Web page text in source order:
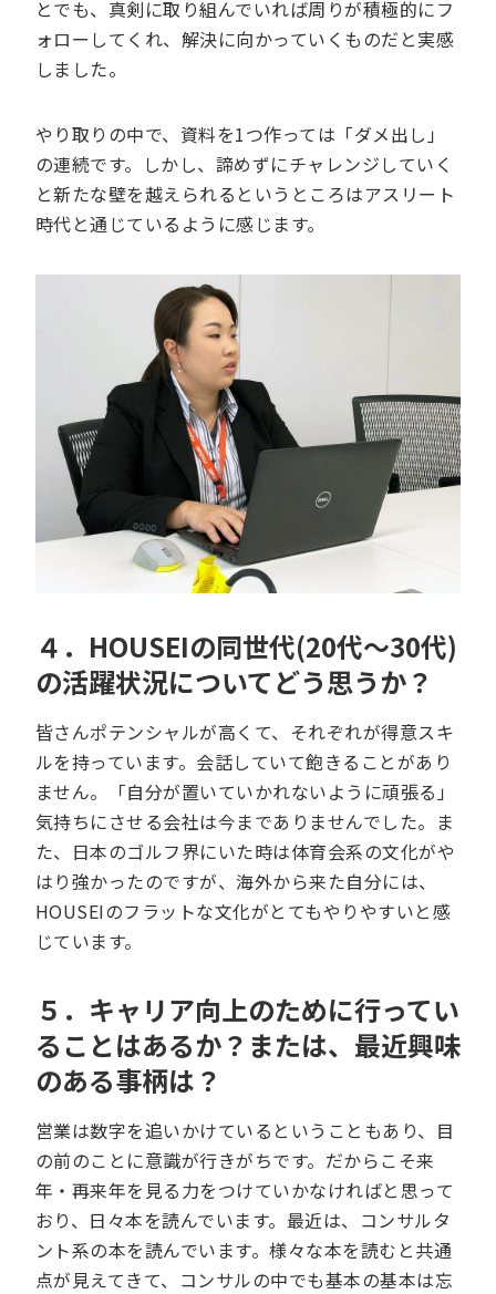
とでも、真剣に取り組んでいれば周りが積極的にフ
ォローしてくれ、解決に向かっていくものだと実感
しました。
やり取りの中で、資料を1つ作っては「ダメ出し」
の連続です。しかし、諦めずにチャレンジしていく
と新たな壁を越えられるというところはアスリート
時代と通じているように感じます。
４．HOUSEIの同世代(20代～30代)
の活躍状況についてどう思うか？
皆さんポテンシャルが高くて、それぞれが得意スキ
ルを持っています。会話していて飽きることがあり
ません。「自分が置いていかれないように頑張る」
気持ちにさせる会社は今までありませんでした。ま
た、日本のゴルフ界にいた時は体育会系の文化がや
はり強かったのですが、海外から来た自分には、
HOUSEIのフラットな文化がとてもやりやすいと感
じています。
５．キャリア向上のために行ってい
ることはあるか？または、最近興味
のある事柄は？
営業は数字を追いかけているということもあり、目
の前のことに意識が行きがちです。だからこそ来
年・再来年を見る力をつけていかなければと思って
おり、日々本を読んでいます。最近は、コンサルタ
ント系の本を読んでいます。様々な本を読むと共通
点が見えてきて、コンサルの中でも基本の基本は忘